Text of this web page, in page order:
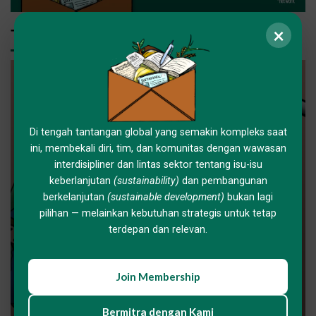
Thought Leadership
GNA KNOWLEDGE HUB OPINI
Utang kepada Anak-
Cucu yang Terus
Membesar: Earth
Overshoot Day 2026 dan
×
Di tengah tantangan global yang semakin kompleks saat
ini, membekali diri, tim, dan komunitas dengan wawasan
interdisipliner dan lintas sektor tentang isu-isu
keberlanjutan (sustainability) dan pembangunan
berkelanjutan (sustainable development) bukan lagi
pilihan — melainkan kebutuhan strategis untuk tetap
terdepan dan relevan.
Join Membership
Bermitra dengan Kami